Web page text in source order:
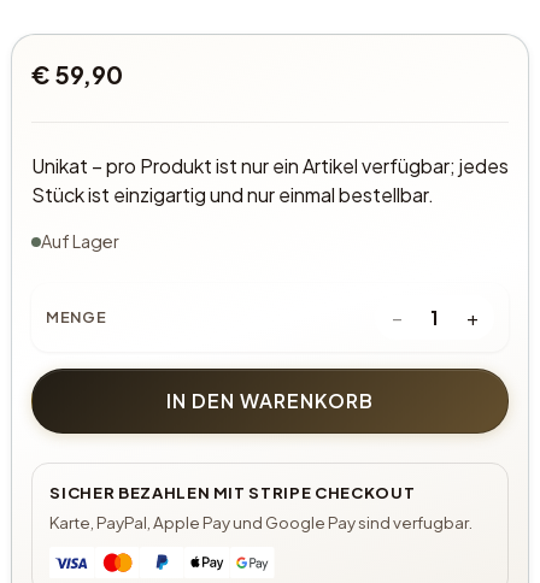
€ 59,90
Unikat – pro Produkt ist nur ein Artikel verfügbar; jedes
Stück ist einzigartig und nur einmal bestellbar.
Auf Lager
MENGE − 1 +
IN DEN WARENKORB
SICHER BEZAHLEN MIT STRIPE CHECKOUT
Karte, PayPal, Apple Pay und Google Pay sind verfugbar.